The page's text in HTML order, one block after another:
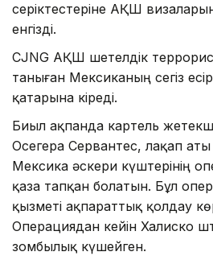
серіктестеріне АҚШ
енгізді.
CJNG АҚШ шетелдік
таныған Мексиканың сегіз
қатарына кіреді.
Биыл ақпанда картель
Осегера Сервантес, лақап
Мексика әскери күштерінің
қаза тапқан болатын. Бұл
қызметі ақпараттық қолдау
Операциядан кейін Халиско
зомбылық күшейген.